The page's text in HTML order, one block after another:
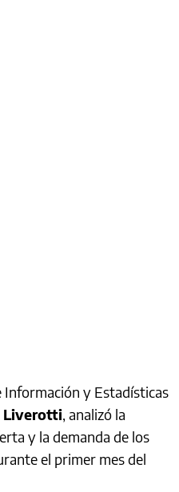
y Estadísticas
Liverotti, analizó la
y la demanda de los
el primer mes del